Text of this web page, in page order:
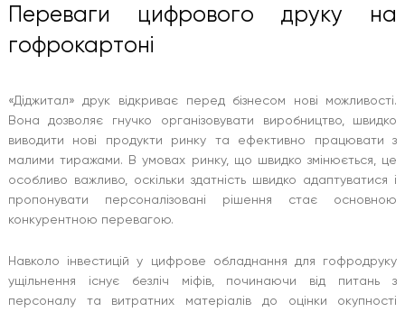
Переваги цифрового друку на
гофрокартоні
«Діджитал» друк відкриває перед бізнесом нові можливості.
Вона дозволяє гнучко організовувати виробництво, швидко
виводити нові продукти ринку та ефективно працювати з
малими тиражами. В умовах ринку, що швидко змінюється, це
особливо важливо, оскільки здатність швидко адаптуватися і
пропонувати персоналізовані рішення стає основною
конкурентною перевагою.
Навколо інвестицій у цифрове обладнання для гофродруку
ущільнення існує безліч міфів, починаючи від питань з
персоналу та витратних матеріалів до оцінки окупності